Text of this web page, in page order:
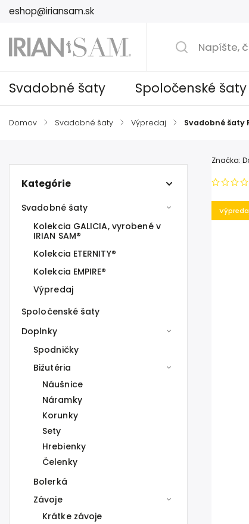
eshop@iriansam.sk
Svadobné šaty Spoločenské šaty
Domov / Svadobné šaty / Výpredaj / Svadobné šaty
Kategórie
Svadobné šaty
Kolekcia GALICIA, vyrobené v
IRIAN SAM®
Kolekcia ETERNITY®
Kolekcia EMPIRE®
Výpredaj
Spoločenské šaty
Doplnky
Spodničky
Bižutéria
Náušnice
Náramky
Korunky
Sety
Hrebienky
Čelenky
Bolerká
Závoje
Krátke závoje
Značka: